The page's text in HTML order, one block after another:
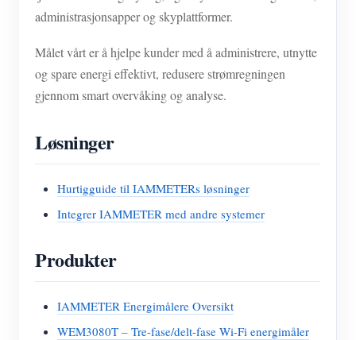
administrasjonsapper og skyplattformer.
Målet vårt er å hjelpe kunder med å administrere, utnytte
og spare energi effektivt, redusere strømregningen
gjennom smart overvåking og analyse.
Løsninger
Hurtigguide til IAMMETERs løsninger
Integrer IAMMETER med andre systemer
Produkter
IAMMETER Energimålere Oversikt
WEM3080T – Tre-fase/delt-fase Wi-Fi energimåler